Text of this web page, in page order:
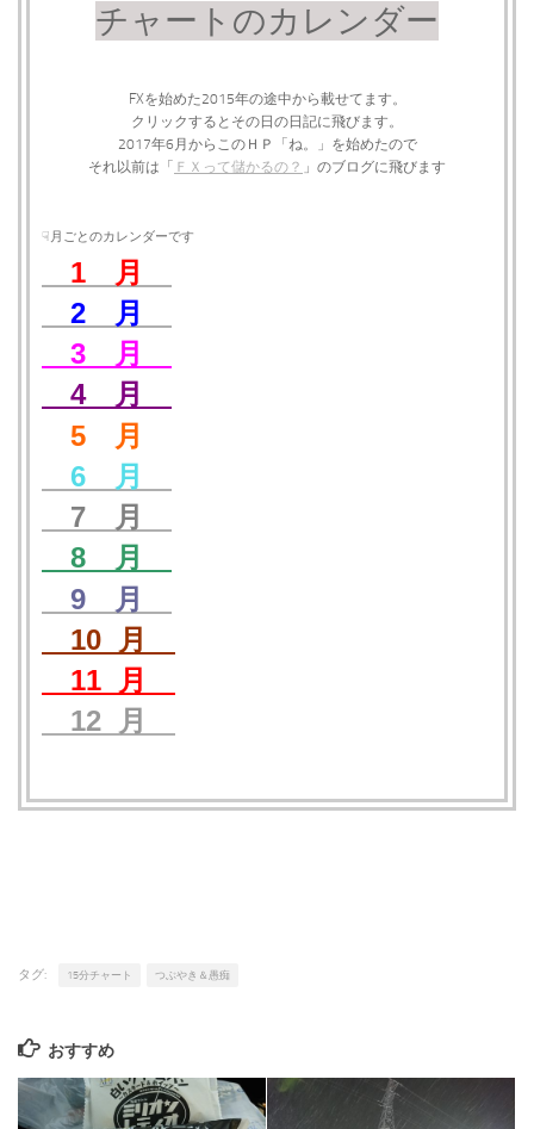
チャートのカレンダー
FXを始めた2015年の途中から載せてます。
クリックするとその日の日記に飛びます。
2017年6月からこのＨＰ「ね。」を始めたので
それ以前は「 ＦＸって儲かるの？ 」のブログに飛びます
☟月ごとのカレンダーです
1 月
2 月
3 月
4 月
5 月
6 月
7 月
8 月
9 月
10 月
11 月
12 月
タグ: 15分チャート つぶやき＆愚痴
おすすめ